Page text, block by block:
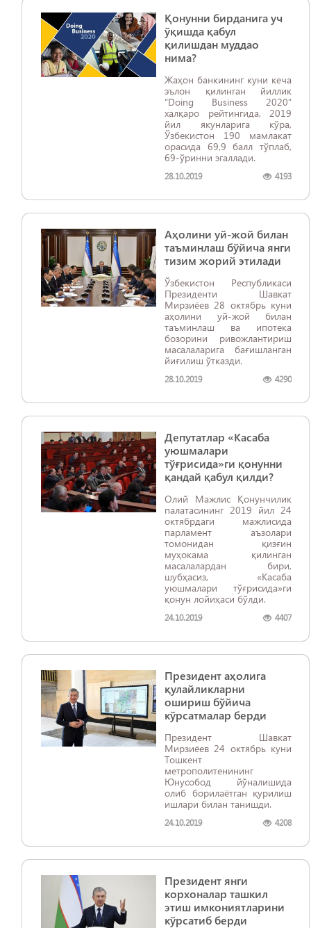
Қонунни бирданига уч
ўқишда қабул
қилишдан муддао
нима?
Жаҳон банкининг куни кеча
эълон қилинган йиллик
“Doing Business 2020”
халқаро рейтингида, 2019
йил якунларига кўра,
Ўзбекистон 190 мамлакат
орасида 69,9 балл тўплаб,
69-ўринни эгаллади.
28.10.2019 4193
Аҳолини уй-жой билан
таъминлаш бўйича янги
тизим жорий этилади
Ўзбекистон Республикаси
Президенти Шавкат
Мирзиёев 28 октябрь куни
аҳолини уй-жой билан
таъминлаш ва ипотека
бозорини ривожлантириш
масалаларига бағишланган
йиғилиш ўтказди.
28.10.2019 4290
Депутатлар «Касаба
уюшмалари
тўғрисида»ги қонунни
қандай қабул қилди?
Олий Мажлис Қонунчилик
палатасининг 2019 йил 24
октябрдаги мажлисида
парламент аъзолари
томонидан қизғин
муҳокама қилинган
масалалардан бири,
шубҳасиз, «Касаба
уюшмалари тўғрисида»ги
қонун лойиҳаси бўлди.
24.10.2019 4407
Президент аҳолига
қулайликларни
ошириш бўйича
кўрсатмалар берди ​​​​​​​
Президент Шавкат
Мирзиёев 24 октябрь куни
Тошкент
метрополитенининг
Юнусобод йўналишида
олиб борилаётган қурилиш
ишлари билан танишди.
24.10.2019 4208
Президент янги
корхоналар ташкил
этиш имкониятларини
кўрсатиб берди